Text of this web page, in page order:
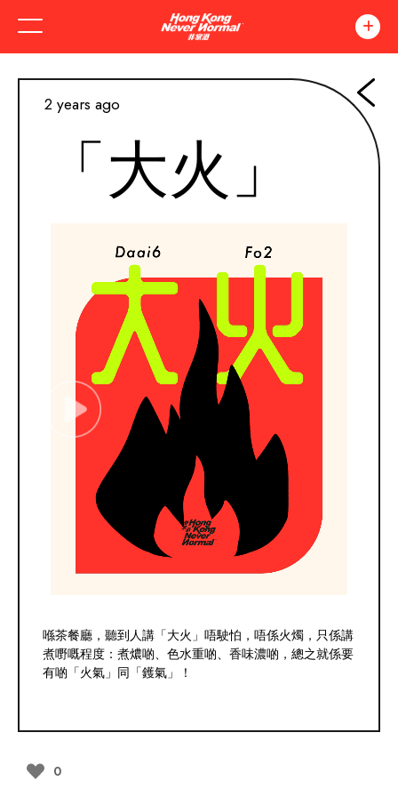
喺茶餐廳，聽到人講「大火」唔駛怕，唔係火燭，只係講
煮嘢嘅程度：煮燶啲、色水重啲、香味濃啲，總之就係要
有啲「火氣」同「鑊氣」！
0
2 years ago
「大火」